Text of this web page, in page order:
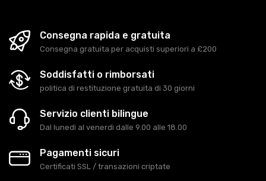
Consegna rapida e gratuita
Consegna gratuita per acquisti superiori a £200
Soddisfatti o rimborsati
politica di restituzione gratuita di 30 giorni
Servizio clienti bilingue
Dal lunedì al venerdì dalle 9.00 alle 18.00
Pagamenti sicuri
Certificati SSL / transazioni criptate